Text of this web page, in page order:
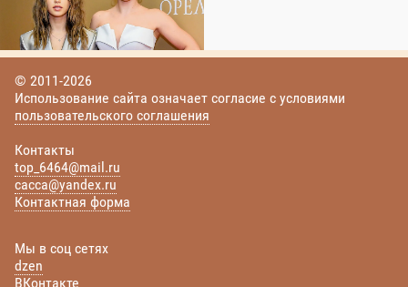
© 2011-2026
Использование сайта означает согласие с условиями
пользовательского соглашения
Контакты
top_6464@mail.ru
cacca@yandex.ru
Контактная форма
Мы в соц сетях
dzen
ВКонтакте